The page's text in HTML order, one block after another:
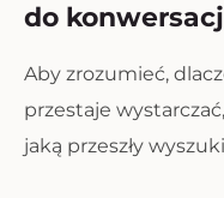
do
Aby zrozumieć,
przestaje
jaką przeszły